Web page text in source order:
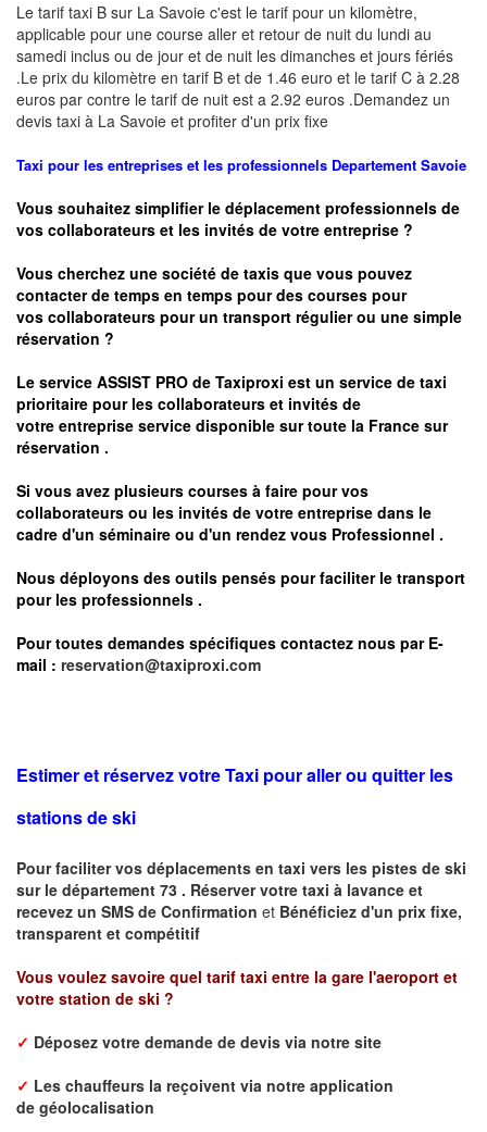
Le tarif taxi B sur La Savoie c'est le tarif pour un kilomètre,
applicable pour une course aller et retour de nuit du lundi au
samedi inclus ou de jour et de nuit les dimanches et jours fériés
.Le prix du kilomètre en tarif B et de 1.46 euro et le tarif C à 2.28
euros par contre le tarif de nuit est a 2.92 euros .Demandez un
devis taxi à La Savoie et profiter d'un prix fixe
Taxi pour les entreprises et les professionnels Departement Savoie
Vous souhaitez simplifier le déplacement professionnels de
vos collaborateurs et les invités de votre entreprise ?
Vous cherchez une société de taxis que vous pouvez
contacter de temps en temps pour des courses pour
vos collaborateurs pour un transport régulierou une simple
réservation ?
Le service ASSIST PRO de Taxiproxi est un service de taxi
prioritaire pour les collaborateurs et invités de
votre entreprise service disponible sur toute la France sur
réservation .
Si vous avez plusieurs courses à faire pour vos
collaborateurs ou les invités de votre entreprise dans le
cadre d'un séminaire ou d'un rendez vous Professionnel .
Nous déployons des outils pensés pour faciliter le transport
pour les professionnels .
Pour toutes demandes spécifiques contactez nous parE-
mail : reservation@taxiproxi.com
Estimer et réservez votre Taxi pour aller ou quitter les
stations de ski
Pour faciliter vos déplacements en taxi vers les pistes de ski
sur le département 73 . Réserver votre taxi à lavance et
recevez un SMS de Confirmation et Bénéficiez d'un prix fixe,
transparent et compétitif
Vous voulez savoire quel tarif taxi entre la gare l'aeroport et
votre station de ski ?
✓ Déposez votre demande de devis via notre site
✓ Les chauffeurs la reçoivent via notre application
de géolocalisation